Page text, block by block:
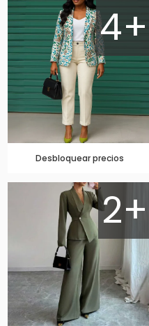
4+
Desbloquear precios
2+